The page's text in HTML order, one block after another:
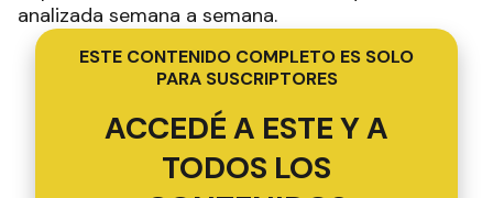
analizada semana a semana.
ESTE CONTENIDO COMPLETO ES SOLO
PARA SUSCRIPTORES
ACCEDÉ A ESTE Y A
TODOS LOS